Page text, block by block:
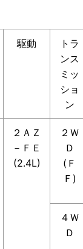
駆動
トラ
ンス
ミッ
ショ
ン
２ＡＺ
－ＦＥ
(2.4L)
２Ｗ
Ｄ
(Ｆ
Ｆ)
４Ｗ
Ｄ